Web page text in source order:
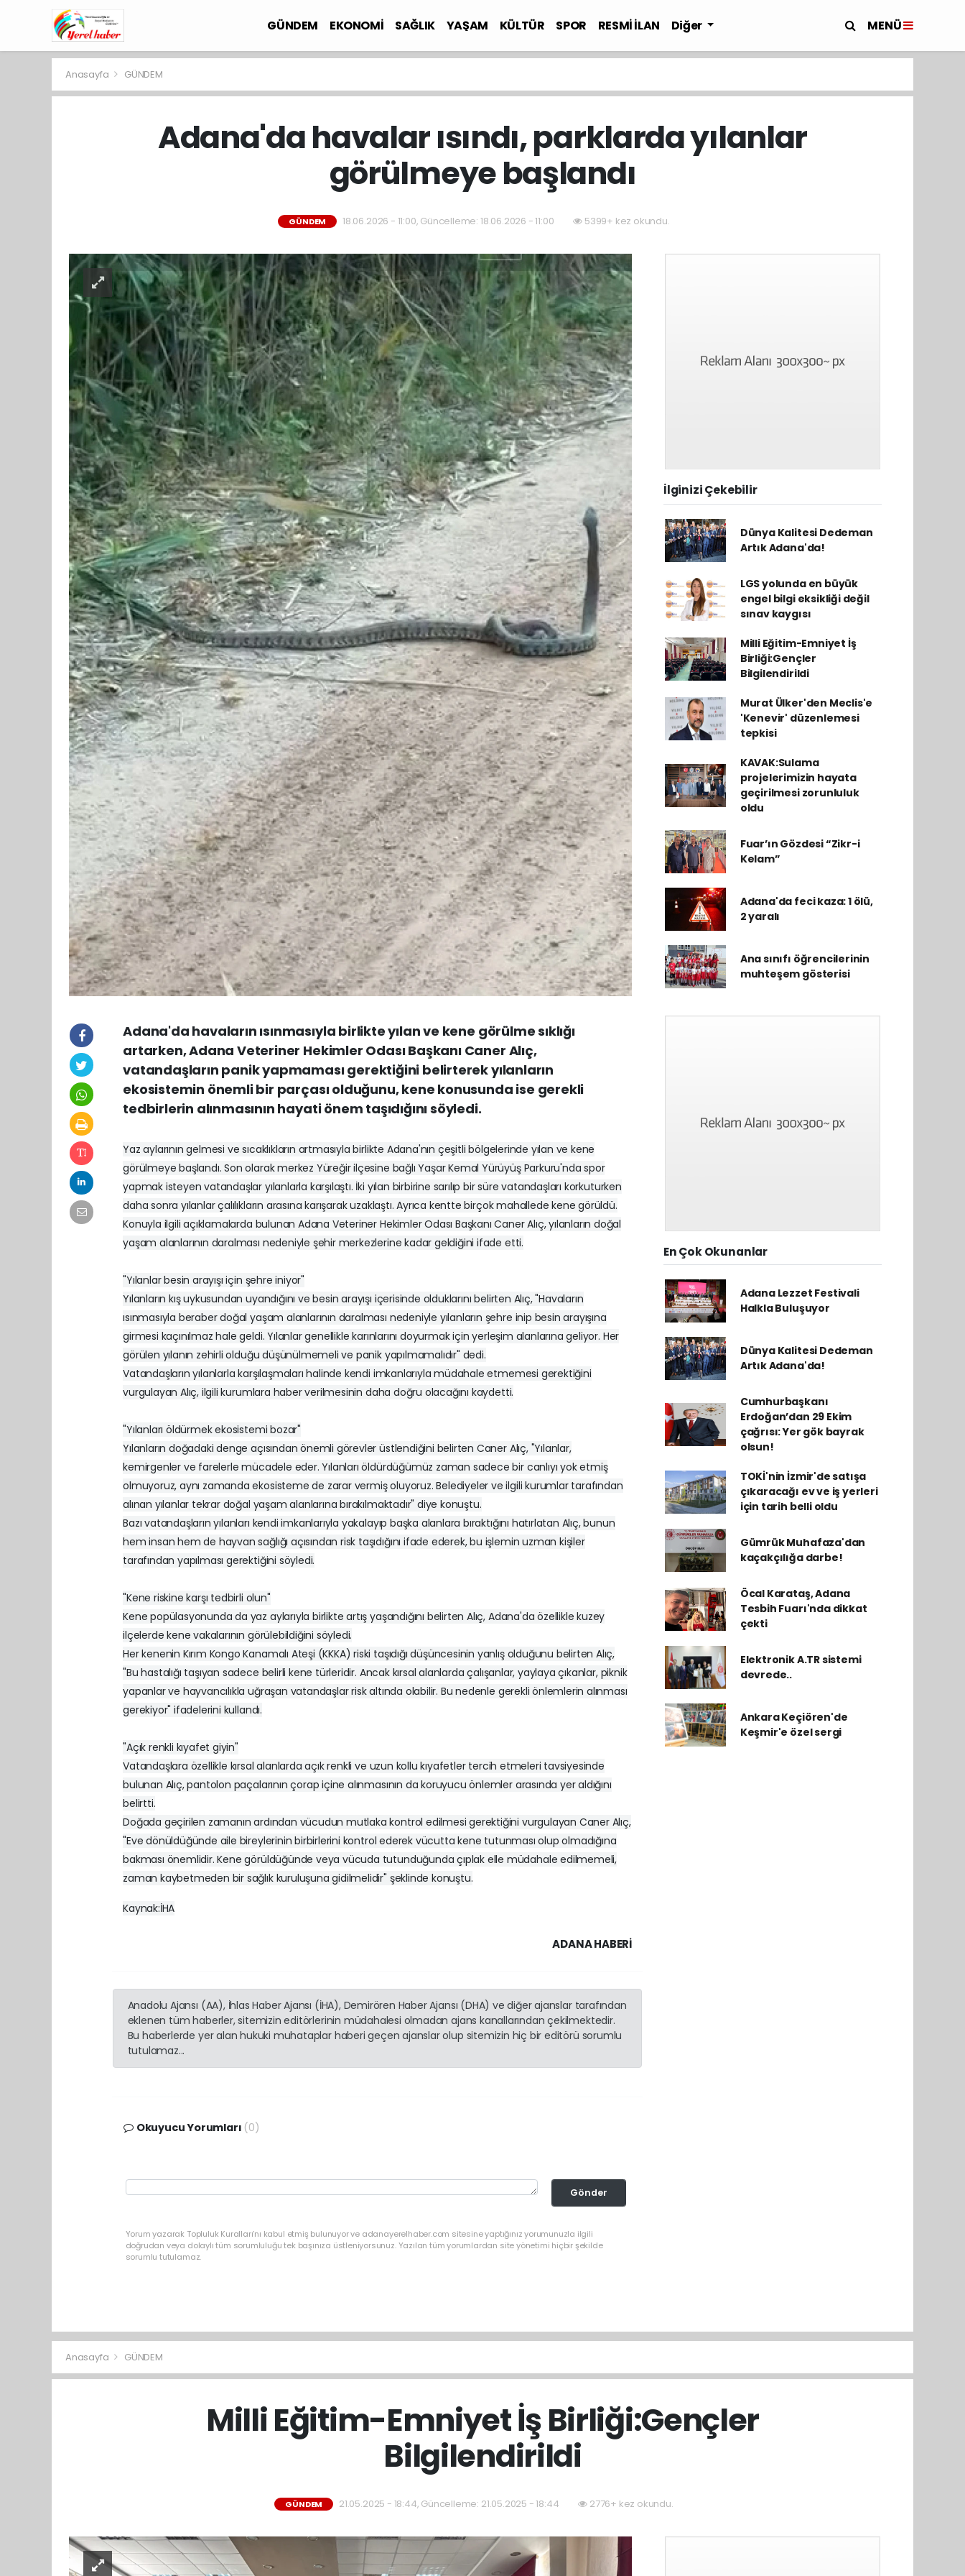
GÜNDEM EKONOMİ SAĞLIK YAŞAM KÜLTÜR SPOR RESMİ İLAN Diğer MENÜ
Anasayfa GÜNDEM
Adana'da havalar ısındı, parklarda yılanlar
görülmeye başlandı
GÜNDEM 18.06.2026 - 11:00, Güncelleme: 18.06.2026 - 11:00 5399+ kez okundu.
Adana'da havaların ısınmasıyla birlikte yılan ve kene görülme sıklığı
artarken, Adana Veteriner Hekimler Odası Başkanı Caner Alıç,
vatandaşların panik yapmaması gerektiğini belirterek yılanların
ekosistemin önemli bir parçası olduğunu, kene konusunda ise gerekli
tedbirlerin alınmasının hayati önem taşıdığını söyledi.
Yaz aylarının gelmesi ve sıcaklıkların artmasıyla birlikte Adana'nın çeşitli bölgelerinde yılan ve kene
görülmeye başlandı. Son olarak merkez Yüreğir ilçesine bağlı Yaşar Kemal Yürüyüş Parkuru'nda spor
yapmak isteyen vatandaşlar yılanlarla karşılaştı. İki yılan birbirine sarılıp bir süre vatandaşları korkuturken
daha sonra yılanlar çalılıkların arasına karışarak uzaklaştı. Ayrıca kentte birçok mahallede kene görüldü.
Konuyla ilgili açıklamalarda bulunan Adana Veteriner Hekimler Odası Başkanı Caner Alıç, yılanların doğal
yaşam alanlarının daralması nedeniyle şehir merkezlerine kadar geldiğini ifade etti.
"Yılanlar besin arayışı için şehre iniyor"
Yılanların kış uykusundan uyandığını ve besin arayışı içerisinde olduklarını belirten Alıç, "Havaların
ısınmasıyla beraber doğal yaşam alanlarının daralması nedeniyle yılanların şehre inip besin arayışına
girmesi kaçınılmaz hale geldi. Yılanlar genellikle karınlarını doyurmak için yerleşim alanlarına geliyor. Her
görülen yılanın zehirli olduğu düşünülmemeli ve panik yapılmamalıdır" dedi.
Vatandaşların yılanlarla karşılaşmaları halinde kendi imkanlarıyla müdahale etmemesi gerektiğini
vurgulayan Alıç, ilgili kurumlara haber verilmesinin daha doğru olacağını kaydetti.
"Yılanları öldürmek ekosistemi bozar"
Yılanların doğadaki denge açısından önemli görevler üstlendiğini belirten Caner Alıç, "Yılanlar,
kemirgenler ve farelerle mücadele eder. Yılanları öldürdüğümüz zaman sadece bir canlıyı yok etmiş
olmuyoruz, aynı zamanda ekosisteme de zarar vermiş oluyoruz. Belediyeler ve ilgili kurumlar tarafından
alınan yılanlar tekrar doğal yaşam alanlarına bırakılmaktadır" diye konuştu.
Bazı vatandaşların yılanları kendi imkanlarıyla yakalayıp başka alanlara bıraktığını hatırlatan Alıç, bunun
hem insan hem de hayvan sağlığı açısından risk taşıdığını ifade ederek, bu işlemin uzman kişiler
tarafından yapılması gerektiğini söyledi.
"Kene riskine karşı tedbirli olun"
Kene popülasyonunda da yaz aylarıyla birlikte artış yaşandığını belirten Alıç, Adana'da özellikle kuzey
ilçelerde kene vakalarının görülebildiğini söyledi.
Her kenenin Kırım Kongo Kanamalı Ateşi (KKKA) riski taşıdığı düşüncesinin yanlış olduğunu belirten Alıç,
"Bu hastalığı taşıyan sadece belirli kene türleridir. Ancak kırsal alanlarda çalışanlar, yaylaya çıkanlar, piknik
yapanlar ve hayvancılıkla uğraşan vatandaşlar risk altında olabilir. Bu nedenle gerekli önlemlerin alınması
gerekiyor" ifadelerini kullandı.
"Açık renkli kıyafet giyin"
Vatandaşlara özellikle kırsal alanlarda açık renkli ve uzun kollu kıyafetler tercih etmeleri tavsiyesinde
bulunan Alıç, pantolon paçalarının çorap içine alınmasının da koruyucu önlemler arasında yer aldığını
belirtti.
Doğada geçirilen zamanın ardından vücudun mutlaka kontrol edilmesi gerektiğini vurgulayan Caner Alıç,
"Eve dönüldüğünde aile bireylerinin birbirlerini kontrol ederek vücutta kene tutunması olup olmadığına
bakması önemlidir. Kene görüldüğünde veya vücuda tutunduğunda çıplak elle müdahale edilmemeli,
zaman kaybetmeden bir sağlık kuruluşuna gidilmelidir" şeklinde konuştu.
Kaynak:İHA
ADANA HABERİ
Anadolu Ajansı (AA), İhlas Haber Ajansı (İHA), Demirören Haber Ajansı (DHA) ve diğer ajanslar tarafından
eklenen tüm haberler, sitemizin editörlerinin müdahalesi olmadan ajans kanallarından çekilmektedir.
Bu haberlerde yer alan hukuki muhataplar haberi geçen ajanslar olup sitemizin hiç bir editörü sorumlu
tutulamaz...
Okuyucu Yorumları (0)
Gönder
Yorum yazarak Topluluk Kuralları’nı kabul etmiş bulunuyor ve adanayerelhaber.com sitesine yaptığınız yorumunuzla ilgili
doğrudan veya dolaylı tüm sorumluluğu tek başınıza üstleniyorsunuz. Yazılan tüm yorumlardan site yönetimi hiçbir şekilde
sorumlu tutulamaz.
İlginizi Çekebilir
Dünya Kalitesi Dedeman
Artık Adana'da!
LGS yolunda en büyük
engel bilgi eksikliği değil
sınav kaygısı
Milli Eğitim-Emniyet İş
Birliği:Gençler
Bilgilendirildi
Murat Ülker'den Meclis'e
'Kenevir' düzenlemesi
tepkisi
KAVAK:Sulama
projelerimizin hayata
geçirilmesi zorunluluk
oldu
Fuar’ın Gözdesi “Zikr-i
Kelam”
Adana'da feci kaza: 1 ölü,
2 yaralı
Ana sınıfı öğrencilerinin
muhteşem gösterisi
En Çok Okunanlar
Adana Lezzet Festivali
Halkla Buluşuyor
Dünya Kalitesi Dedeman
Artık Adana'da!
Cumhurbaşkanı
Erdoğan’dan 29 Ekim
çağrısı: Yer gök bayrak
olsun!
TOKİ'nin İzmir'de satışa
çıkaracağı ev ve iş yerleri
için tarih belli oldu
Gümrük Muhafaza'dan
kaçakçılığa darbe!
Öcal Karataş, Adana
Tesbih Fuarı'nda dikkat
çekti
Elektronik A.TR sistemi
devrede..
Ankara Keçiören'de
Keşmir'e özel sergi
Anasayfa GÜNDEM
Milli Eğitim-Emniyet İş Birliği:Gençler
Bilgilendirildi
GÜNDEM 21.05.2025 - 18:44, Güncelleme: 21.05.2025 - 18:44 2776+ kez okundu.